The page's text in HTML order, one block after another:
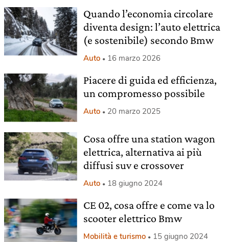
Quando l’economia circolare
diventa design: l’auto elettrica
(e sostenibile) secondo Bmw
Auto 16 marzo 2026
Piacere di guida ed efficienza,
un compromesso possibile
Auto 20 marzo 2025
Cosa offre una station wagon
elettrica, alternativa ai più
diffusi suv e crossover
Auto 18 giugno 2024
CE 02, cosa offre e come va lo
scooter elettrico Bmw
Mobilità e turismo 15 giugno 2024